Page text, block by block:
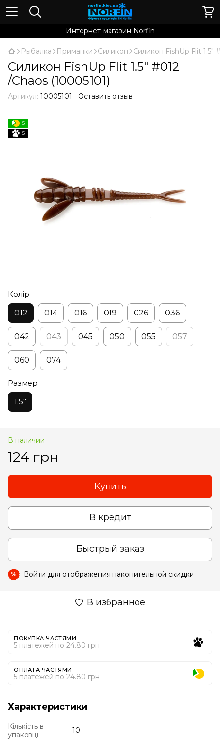
Интернет-магазин Norfin
Рыбалка Приманки Силикон Силикон FishUp Flit 1.5"
Силикон FishUp Flit 1.5" #012
/Chaos (10005101)
Артикул: 10005101 Оставить отзыв
5
5
Колір
012
014 016 019 026 036
042 043 045 050 055 057
060 074
Размер
1.5"
В наличии
124 грн
Купить
В кредит
Быстрый заказ
% Войти для отображения накопительной скидки
В избранное
ПОКУПКА ЧАСТЯМИ
5 платежей по 24.80 грн
ОПЛАТА ЧАСТЯМИ
5 платежей по 24.80 грн
Характеристики
Кількість в
упаковці
10